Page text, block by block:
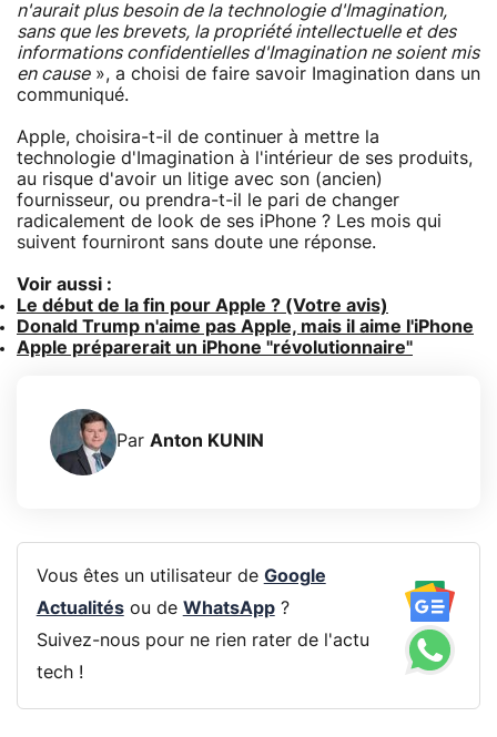
n'aurait plus besoin de la technologie d'Imagination,
sans que les brevets, la propriété intellectuelle et des
informations confidentielles d'Imagination ne soient mis
en cause», a choisi de faire savoir Imagination dans un
communiqué.
Apple, choisira-t-il de continuer à mettre la
technologie d'Imagination à l'intérieur de ses produits,
au risque d'avoir un litige avec son (ancien)
fournisseur, ou prendra-t-il le pari de changer
radicalement de look de ses iPhone ? Les mois qui
suivent fourniront sans doute une réponse.
Voir aussi :
Le début de la fin pour Apple ? (Votre avis)
Donald Trump n'aime pas Apple, mais il aime l'iPhone
Apple préparerait un iPhone "révolutionnaire"
Par Anton KUNIN
Vous êtes un utilisateur de Google
Actualitésou de WhatsApp?
Suivez-nous pour ne rien rater de l'actu
tech !